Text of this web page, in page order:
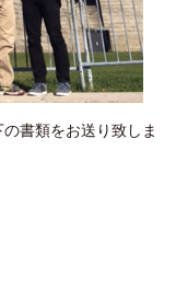
書類をお送り致しま